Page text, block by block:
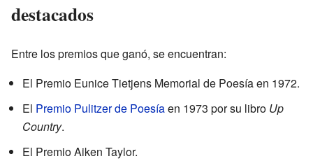
destacados
Entre los premios que ganó, se encuentran:
El Premio Eunice Tietjens Memorial de Poesía en 1972.
El Premio Pulitzer de Poesíaen 1973 por su libro Up
Country.
El Premio Aiken Taylor.